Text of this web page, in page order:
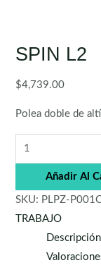
SPIN L2
$4,739.00
Polea doble de
Añadir Al
SKU: PLPZ-
TRABAJO
Descripción